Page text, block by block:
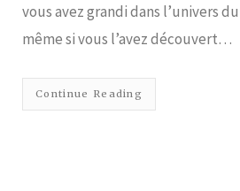
vous avez grandi dans l’univers
même si vous l’avez découvert…
Continue Reading